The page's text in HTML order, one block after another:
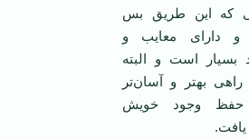
که این طریق بس
و دارای معایب و
بسیار است و البته
راهی بهتر و آسان‌تر
حفظ وجود خویش
یافت.